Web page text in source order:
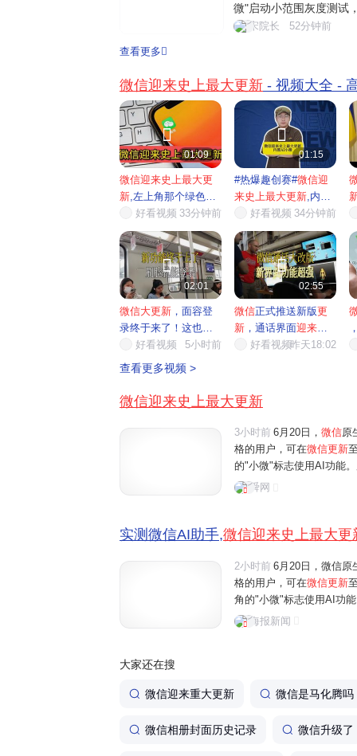
微"启动小范围灰度测试
民级应用正式进军AI领
标注着"...
宋院长 52分钟前
查看更多
微信迎来史上最大更新 - 视频大全 -

01:09
微信迎来史上最大更
新,左上角那个绿色眼
睛的...好看视频 33分钟前

01:15
#热爆趣创赛#微信迎
来史上最大更新,内置
AI小...好看视频 34分钟前

02:01
微信大更新 ，面容登
录终于来了！这也太
方便了
好看视频 5小时前

02:55
微信正式推送新版更
新 ，通话界面迎来
面升级
好看视频昨天18:02
查看更多视频 >
微信迎来史上最大更新
3小时前 6月20日， 微信原
格的用户，可在微信更新
的"小微"标志使用AI功能
微"的互动。界面新闻记者
舜网
实测微信AI助手,微信迎来史上最大更
2小时前 6月20日，微信原
格的用户，可在微信更新
角的"小微"标志使用AI功
微"的互动。界面新闻记
海报新闻
大家还在搜
微信迎来重大更新 微信是马化腾吗
微信相册封面历史记录 微信升级了